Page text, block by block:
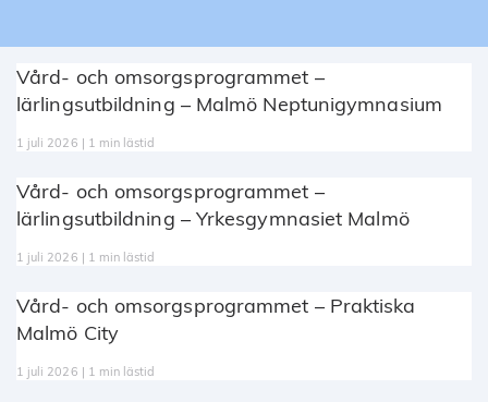
Vård- och omsorgsprogrammet –
lärlingsutbildning – Malmö Neptunigymnasium
1 juli 2026 | 1 min lästid
Vård- och omsorgsprogrammet –
lärlingsutbildning – Yrkesgymnasiet Malmö
1 juli 2026 | 1 min lästid
Vård- och omsorgsprogrammet – Praktiska
Malmö City
1 juli 2026 | 1 min lästid